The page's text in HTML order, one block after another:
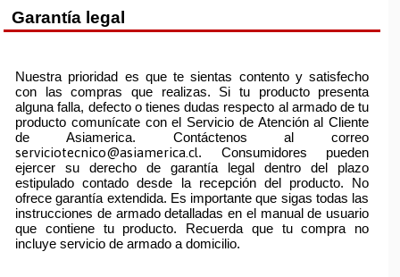
Garantía legal
Nuestra prioridad es que te sientas contento y satisfecho
con las compras que realizas. Si tu producto presenta
alguna falla, defecto o tienes dudas respecto al armado de tu
producto comunícate con el Servicio de Atención al Cliente
de Asiamerica. Contáctenos al correo
serviciotecnico@asiamerica.cl. Consumidores pueden
ejercer su derecho de garantía legal dentro del plazo
estipulado contado desde la recepción del producto. No
ofrece garantía extendida. Es importante que sigas todas las
instrucciones de armado detalladas en el manual de usuario
que contiene tu producto. Recuerda que tu compra no
incluye servicio de armado a domicilio.